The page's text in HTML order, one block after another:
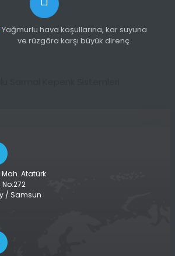
Yağmurlu hava koşullarına, kar suyuna
ve rüzgâra karşı büyük direnç.
Mah. Atatürk
No:272
/ Samsun